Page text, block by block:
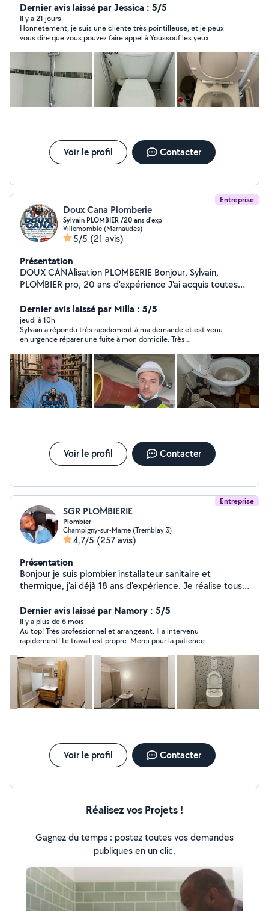
Dernier avis laissé par Jessica : 5/5
Il y a 21 jours
Honnêtement, je suis une cliente très pointilleuse, et je peux
vous dire que vous pouvez faire appel à Youssouf les yeux
recommande très fortement. Et très à l écoute pour résoudre
le problème.
Voir le profil Contacter
Entreprise
Doux Cana Plomberie
Sylvain PLOMBIER /20 ans d'exp
Villemomble (Marnaudes)
5/5 (21 avis)
Présentation
DOUX CANAlisation PLOMBERIE Bonjour, Sylvain,
PLOMBIER pro, 20 ans d'expérience J'ai acquis toutes
garantir de réaliser vos projets, vos urgences... Je
m'adapte à vos besoins et à votre budget.. Un devis
gratuit clair et transparent vous sera fourni.
L'intervention, le chantier sont garantis et mon travail
sera réalisé dans les règles de l'art. Sérieux, réactif,
soigneux, rigoureux et rapide, j'ai un savoir faire sur tous
les chantiers, interventions... (rénovation/neuf) Mes
connaissances/prestations comprennent notamment : -
Dépannage (fuites, canalisations bouchées,
équipements sanitaires et des réseaux d'eau
(alimentation/évacuation) - Pose et entretien chauffe-
eau - Recherche de fuite - Dégorgement - Serrurerie -
service bricolage - Divers travaux
Dernier avis laissé par Milla : 5/5
jeudi à 10h
Sylvain a répondu très rapidement à ma demande et est venu
en urgence réparer une fuite à mon domicile. Très
Voir le profil Contacter
Entreprise
SGR PLOMBIERIE
Plombier
Champigny-sur-Marne (Tremblay 3)
4,7/5 (257 avis)
Présentation
Bonjour je suis plombier installateur sanitaire et
thermique, j'ai déjà 18 ans d'expérience. Je réalise tous
receveur douche, lavabo, WC, radiateur, évier cuisine,
recherche de fuite, fonte, carrelage, peinture, chaudière
etc.. réparation de fuites.. N'existait pas me contacter
je suis disponible
Dernier avis laissé par Namory : 5/5
Il y a plus de 6 mois
Au top! Très professionnel et arrangeant. Il a intervenu
rapidement! Le travail est propre. Merci pour la patience
Voir le profil Contacter
Réalisez vos Projets !
Gagnez du temps : postez toutes vos demandes
publiques en un clic.